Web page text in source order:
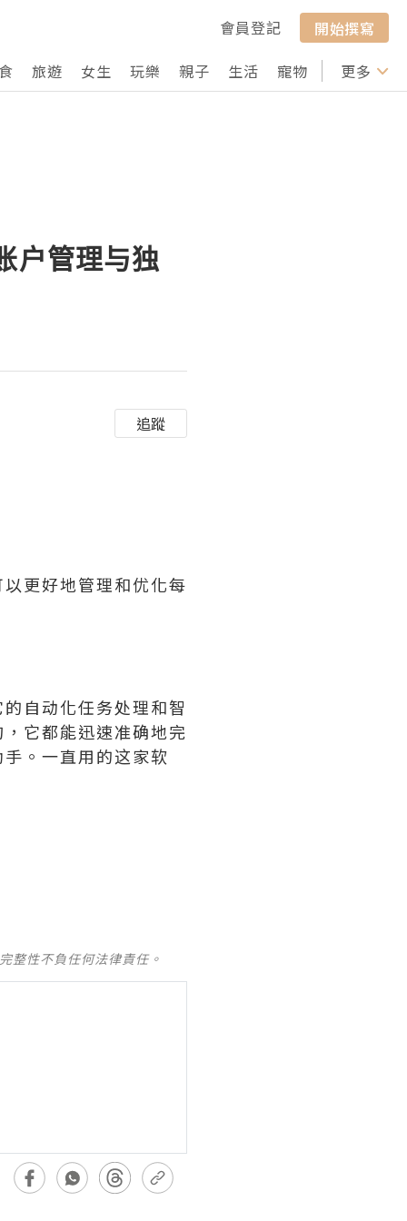
會員登記
開始撰寫
旅遊 女生 玩樂 親子 生活 寵物 行山 打卡
更多
户管理与独
追蹤
更好地管理和优化每
自动化任务处理和智
它都能迅速准确地完
。一直用的这家软
整性不負任何法律責任。